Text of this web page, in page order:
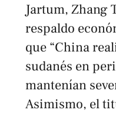
Jartum, Zhang
respaldo
que “China
sudanés en
mantenían
Asimismo, el